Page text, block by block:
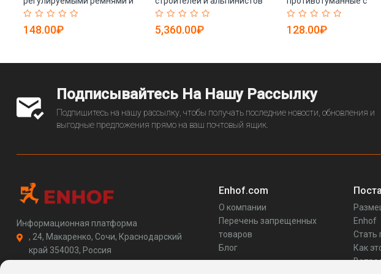
прозрачными линзами (арт.
25-5080350)
148.00₽
(арт. 25-5080127)
5,360.00₽
прозрачными линзами
25-5080388)
128.00₽
Подписывайтесь На Нашу Рассылку
Подпишитесь на нашу рассылку, чтобы получать последние новости, обновления и
выгодные предложения прямо на ваш почтовый ящик.
Информационная платформа
, 24, Макаренко, Сочи, Краснодарский
край 354003, Россия
Enhof.com
О компании
Перечень запрещенных
товаров
Блог
Enhof
Стать
Как